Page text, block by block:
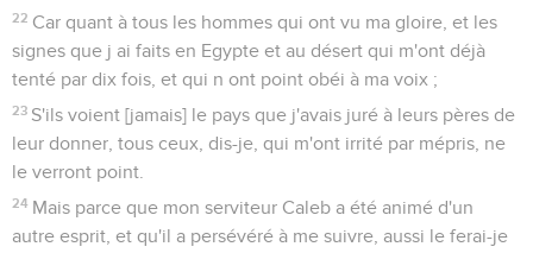
22 Car quant à tous les hommes qui ont vu ma gloire, et les
signes que j ai faits en Egypte et au désert qui m'ont déjà
tenté par dix fois, et qui n ont point obéi à ma voix ;
23 S'ils voient [jamais] le pays que j'avais juré à leurs pères de
leur donner, tous ceux, dis-je, qui m'ont irrité par mépris, ne
le verront point.
24 Mais parce que mon serviteur Caleb a été animé d'un
autre esprit, et qu'il a persévéré à me suivre, aussi le ferai-je